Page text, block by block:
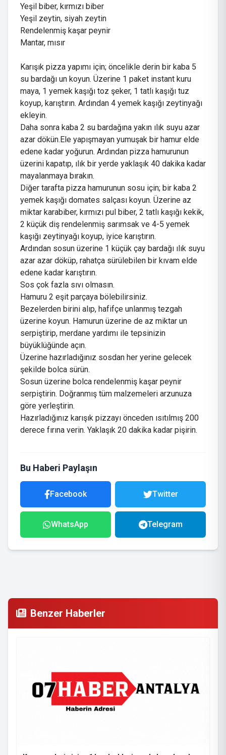
Yeşil biber, kırmızı biber
Yeşil zeytin, siyah zeytin
Rendelenmiş kaşar peynir
Mantar, mısır
Karışık pizza yapımı için; öncelikle derin bir kaba 5
su bardağı un koyun. Üzerine 1 paket instant kuru
maya, 1 yemek kaşığı toz şeker, 1 tatlı kaşığı tuz
koyup, karıştırın. Ardından 4 yemek kaşığı zeytinyağı
ekleyin.
Daha sonra kaba 2 su bardağına yakın ılık suyu azar
azar dökün.Ele yapışmayan yumuşak bir hamur elde
edene kadar yoğurun. Ardından pizza hamurunun
üzerini kapatıp, ılık bir yerde yaklaşık 40 dakika kadar
mayalanmaya bırakın.
Diğer tarafta pizza hamurunun sosu için; bir kaba 2
yemek kaşığı domates salçası koyun. Üzerine az
miktar karabiber, kırmızı pul biber, 2 tatlı kaşığı kekik,
2 küçük diş rendelenmiş sarımsak ve 4-5 yemek
kaşığı zeytinyağı koyup, iyice karıştırın.
Ardından sosun üzerine 1 küçük çay bardağı ılık suyu
azar azar döküp, rahatça sürülebilen bir kıvam elde
edene kadar karıştırın.
Sos çok fazla sıvı olmasın.
Hamuru 2 eşit parçaya bölebilirsiniz.
Bezelerden birini alıp, hafifçe unlanmış tezgah
üzerine koyun. Hamurun üzerine de az miktar un
serpiştirip, merdane yardımı ile tepsinizin
büyüklüğünde açın.
Üzerine hazırladığınız sosdan her yerine gelecek
şekilde bolca sürün.
Sosun üzerine bolca rendelenmiş kaşar peynir
serpiştirin. Doğranmış tüm malzemeleri arzunuza
göre yerleştirin.
Hazırladığınız karışık pizzayı önceden ısıtılmış 200
derece fırına verin. Yaklaşık 20 dakika kadar pişirin.
Bu Haberi Paylaşın
Facebook Twitter
WhatsApp Telegram
Benzer Haberler